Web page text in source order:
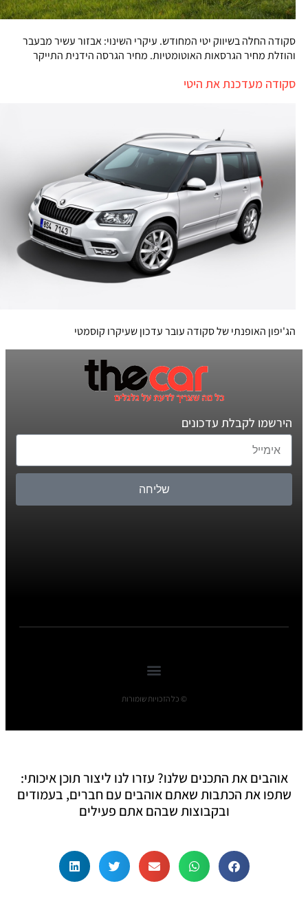
סקודה החלה בשיווק יטי המחודש. עיקרי השינוי: אבזור עשיר מבעבר
והוזלת מחיר הגרסאות האוטומטיות. מחיר הגרסה הידנית התייקר
סקודה מעדכנת את היטי
הג'יפון האופנתי של סקודה עובר עדכון שעיקרו קוסמטי
הירשמו לקבלת עדכונים
שליחה
© כל הזכויות שומורות
אוהבים את התכנים שלנו? עזרו לנו ליצור תוכן איכותי:
שתפו את הכתבות שאתם אוהבים עם חברים, בעמודים
ובקבוצות שבהם אתם פעילים